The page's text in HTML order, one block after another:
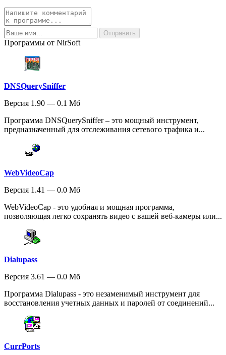
Программы от NirSoft
DNSQuerySniffer
Версия 1.90 — 0.1 Мб
Программа DNSQuerySniffer – это мощный инструмент,
предназначенный для отслеживания сетевого трафика и...
WebVideoCap
Версия 1.41 — 0.0 Мб
WebVideoCap - это удобная и мощная программа,
позволяющая легко сохранять видео с вашей веб-камеры или...
Dialupass
Версия 3.61 — 0.0 Мб
Программа Dialupass - это незаменимый инструмент для
восстановления учетных данных и паролей от соединений...
CurrPorts